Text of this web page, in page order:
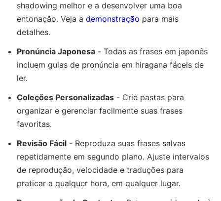
shadowing melhor e a desenvolver uma boa
entonação. Veja a demonstração para mais
detalhes.
Pronúncia Japonesa - Todas as frases em japonês
incluem guias de pronúncia em hiragana fáceis de
ler.
Coleções Personalizadas - Crie pastas para
organizar e gerenciar facilmente suas frases
favoritas.
Revisão Fácil - Reproduza suas frases salvas
repetidamente em segundo plano. Ajuste intervalos
de reprodução, velocidade e traduções para
praticar a qualquer hora, em qualquer lugar.